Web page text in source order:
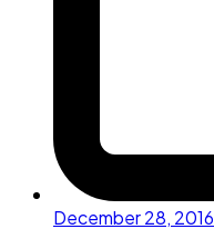
December 28, 2016